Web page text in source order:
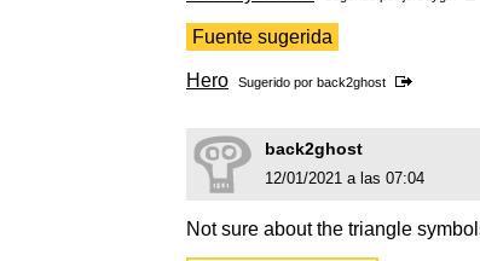
Fuente sugerida
Hero Sugerido por back2ghost
back2ghost
12/01/2021 a las 07:04
Not sure about the triangle